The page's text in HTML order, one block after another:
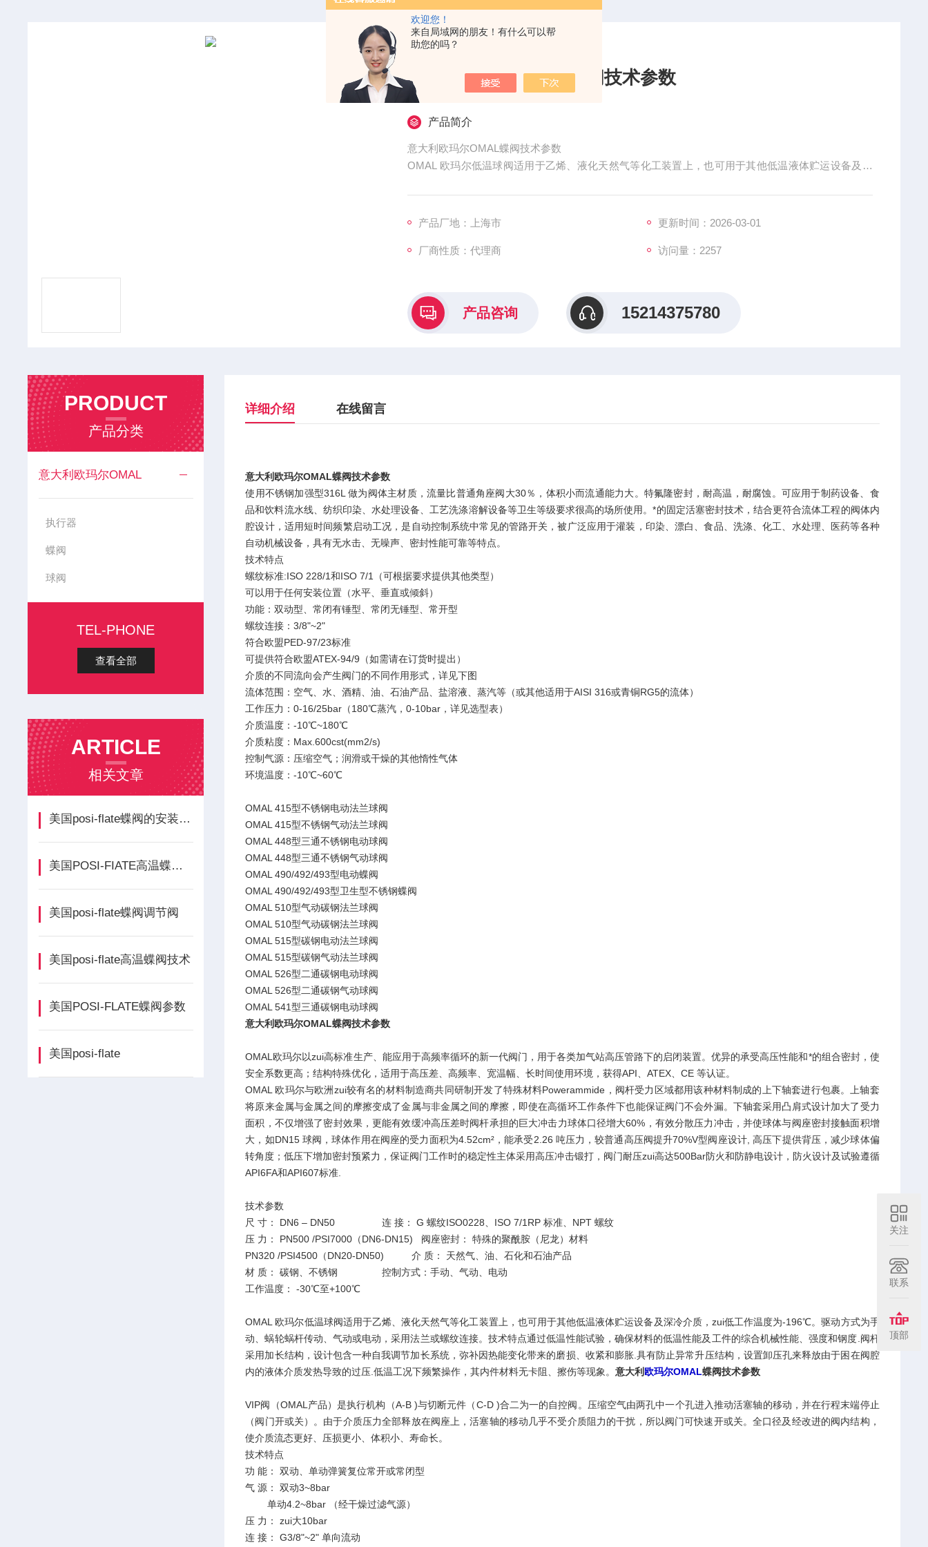
欢迎您！
来自局域网的朋友！有什么可以帮
助您的吗？
意大利欧玛尔OMAL蝶阀技术参数
产品简介
意大利欧玛尔OMAL蝶阀技术参数
OMAL 欧玛尔低温球阀适用于乙烯、液化天然气等化工装置上，也可用于其他低温液体贮运设备及深
加长结构，设计包含一种自我调节加长系统，弥补因热能变化带来的磨损、收紧和膨胀.具有防止异常
产品厂地：上海市 更新时间：2026-03-01
厂商性质：代理商 访问量：2257
产品咨询 15214375780
PRODUCT
产品分类
意大利欧玛尔OMAL
执行器
蝶阀
球阀
TEL-PHONE
查看全部
ARTICLE
相关文章
美国posi-flate蝶阀的安装与维护
美国POSI-FIATE高温蝶阀操作
美国posi-flate蝶阀调节阀
美国posi-flate高温蝶阀技术
美国POSI-FLATE蝶阀参数
美国posi-flate
详细介绍 在线留言
意大利欧玛尔OMAL蝶阀技术参数
使用不锈钢加强型316L 做为阀体主材质，流量比普通角座阀大30％，体积小而流通能力大。特氟隆密封，耐高温，耐腐蚀。可应用于制药设备、食
品和饮料流水线、纺织印染、水处理设备、工艺洗涤溶解设备等卫生等级要求很高的场所使用。*的固定活塞密封技术，结合更符合流体工程的阀体内
腔设计，适用短时间频繁启动工况，是自动控制系统中常见的管路开关，被广泛应用于灌装，印染、漂白、食品、洗涤、化工、水处理、医药等各种
自动机械设备，具有无水击、无噪声、密封性能可靠等特点。
技术特点
螺纹标准:ISO 228/1和ISO 7/1（可根据要求提供其他类型）
可以用于任何安装位置（水平、垂直或倾斜）
功能：双动型、常闭有锤型、常闭无锤型、常开型
螺纹连接：3/8"~2"
符合欧盟PED-97/23标准
可提供符合欧盟ATEX-94/9（如需请在订货时提出）
介质的不同流向会产生阀门的不同作用形式，详见下图
流体范围：空气、水、酒精、油、石油产品、盐溶液、蒸汽等（或其他适用于AISI 316或青铜RG5的流体）
工作压力：0-16/25bar（180℃蒸汽，0-10bar，详见选型表）
介质温度：-10℃~180℃
介质粘度：Max.600cst(mm2/s)
控制气源：压缩空气；润滑或干燥的其他惰性气体
环境温度：-10℃~60℃
OMAL 415型不锈钢电动法兰球阀
OMAL 415型不锈钢气动法兰球阀
OMAL 448型三通不锈钢电动球阀
OMAL 448型三通不锈钢气动球阀
OMAL 490/492/493型电动蝶阀
OMAL 490/492/493型卫生型不锈钢蝶阀
OMAL 510型气动碳钢法兰球阀
OMAL 510型气动碳钢法兰球阀
OMAL 515型碳钢电动法兰球阀
OMAL 515型碳钢气动法兰球阀
OMAL 526型二通碳钢电动球阀
OMAL 526型二通碳钢气动球阀
OMAL 541型三通碳钢电动球阀
意大利欧玛尔OMAL蝶阀技术参数
OMAL欧玛尔以zui高标准生产、能应用于高频率循环的新一代阀门，用于各类加气站高压管路下的启闭装置。优异的承受高压性能和*的组合密封，使
安全系数更高；结构特殊优化，适用于高压差、高频率、宽温幅、长时间使用环境，获得API、ATEX、CE 等认证。
OMAL 欧玛尔与欧洲zui较有名的材料制造商共同研制开发了特殊材料Powerammide，阀杆受力区域都用该种材料制成的上下轴套进行包裹。上轴套
将原来金属与金属之间的摩擦变成了金属与非金属之间的摩擦，即使在高循环工作条件下也能保证阀门不会外漏。下轴套采用凸肩式设计加大了受力
面积，不仅增强了密封效果，更能有效缓冲高压差时阀杆承担的巨大冲击力球体口径增大60%，有效分散压力冲击，并使球体与阀座密封接触面积增
大，如DN15 球阀，球体作用在阀座的受力面积为4.52cm²，能承受2.26 吨压力，较普通高压阀提升70%V型阀座设计, 高压下提供背压，减少球体偏
转角度；低压下增加密封预紧力，保证阀门工作时的稳定性主体采用高压冲击锻打，阀门耐压zui高达500Bar防火和防静电设计，防火设计及试验遵循
API6FA和API607标准.
技术参数
尺 寸： DN6 – DN50 连 接： G 螺纹ISO0228、ISO 7/1RP 标准、NPT 螺纹
压 力： PN500 /PSI7000（DN6-DN15) 阀座密封： 特殊的聚酰胺（尼龙）材料
PN320 /PSI4500（DN20-DN50) 介 质： 天然气、油、石化和石油产品
材 质： 碳钢、不锈钢 控制方式：手动、气动、电动
工作温度： -30℃至+100℃
OMAL 欧玛尔低温球阀适用于乙烯、液化天然气等化工装置上，也可用于其他低温液体贮运设备及深冷介质，zui低工作温度为-196℃。驱动方式为手
动、蜗轮蜗杆传动、气动或电动，采用法兰或螺纹连接。技术特点通过低温性能试验，确保材料的低温性能及工件的综合机械性能、强度和钢度.阀杆
采用加长结构，设计包含一种自我调节加长系统，弥补因热能变化带来的磨损、收紧和膨胀.具有防止异常升压结构，设置卸压孔来释放由于困在阀腔
内的液体介质发热导致的过压.低温工况下频繁操作，其内件材料无卡阻、擦伤等现象。意大利 欧玛尔OMAL蝶阀技术参数
VIP阀（OMAL产品）是执行机构（A-B )与切断元件（C-D )合二为一的自控阀。压缩空气由两孔中一个孔进入推动活塞轴的移动，并在行程末端停止
（阀门开或关）。由于介质压力全部释放在阀座上，活塞轴的移动几乎不受介质阻力的干扰，所以阀门可快速开或关。全口径及经改进的阀内结构，
使介质流态更好、压损更小、体积小、寿命长。
技术特点
功 能： 双动、单动弹簧复位常开或常闭型
气 源： 双动3~8bar
单动4.2~8bar （经干燥过滤气源）
压 力： zui大10bar
连 接： G3/8"~2" 单向流动
关注
联系
顶部